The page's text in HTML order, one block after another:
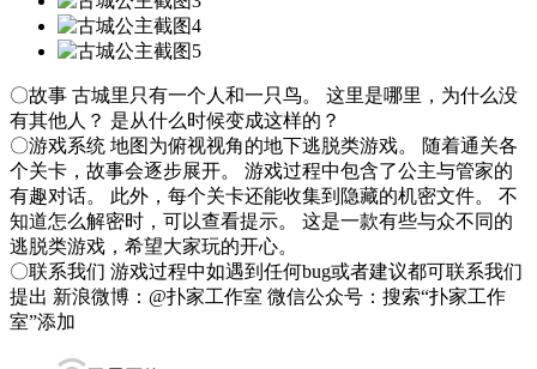
〇故事 古城里只有一个人和一只鸟。 这里是哪里，为什么没
有其他人？ 是从什么时候变成这样的？
〇游戏系统 地图为俯视视角的地下逃脱类游戏。 随着通关各
个关卡，故事会逐步展开。 游戏过程中包含了公主与管家的
有趣对话。 此外，每个关卡还能收集到隐藏的机密文件。 不
知道怎么解密时，可以查看提示。 这是一款有些与众不同的
逃脱类游戏，希望大家玩的开心。
〇联系我们 游戏过程中如遇到任何bug或者建议都可联系我们
提出 新浪微博：@扑家工作室 微信公众号：搜索“扑家工作
室”添加